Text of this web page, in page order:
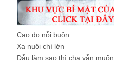
Cao đo nỗi buồn
Xa nuôi chí lớn
Dẫu làm sao thì cha vẫn muốn